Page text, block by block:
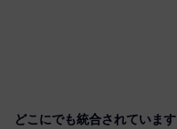
どこにでも統合されています